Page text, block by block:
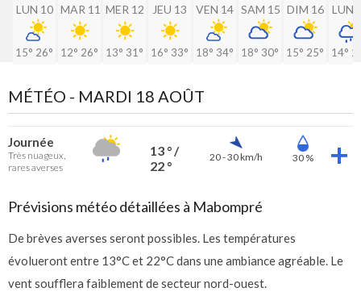
LUN 10
15° 26°
MAR 11
12° 26°
MER 12
13° 31°
JEU 13
16° 33°
VEN 14
18° 34°
SAM 15
18° 30°
DIM 16
15° 25°
LUN
14°
MÉTÉO - MARDI 18 AOÛT
Journée
Très nuageux,
rares averses
13 ° /
22 °
20 - 30 km/h 30 %
Prévisions météo détaillées à Mabompré
De brèves averses seront possibles. Les températures
évolueront entre 13°C et 22°C dans une ambiance agréable. Le
vent soufflera faiblement de secteur nord-ouest.